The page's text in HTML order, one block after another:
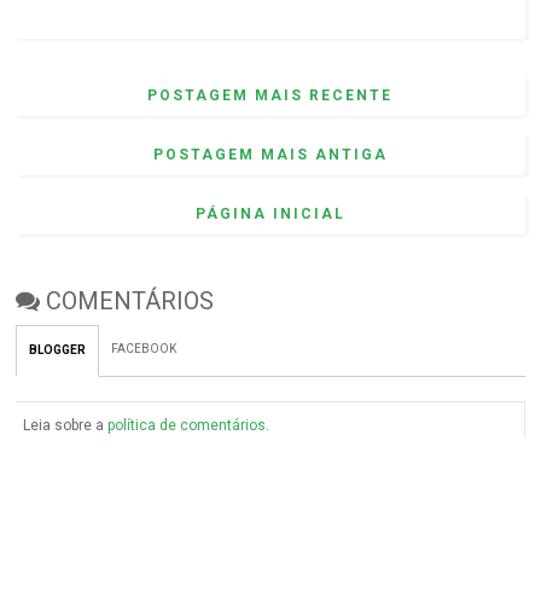
POSTAGEM MAIS RECENTE
POSTAGEM MAIS ANTIGA
PÁGINA INICIAL
COMENTÁRIOS
BLOGGER FACEBOOK
Leia sobre apolítica de comentários.